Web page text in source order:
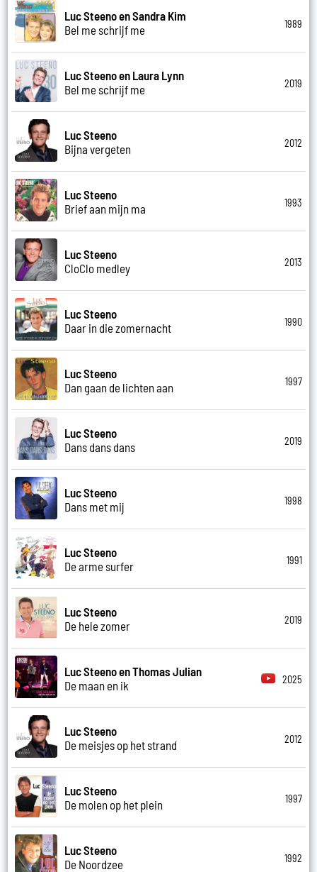
Luc Steeno en Sandra Kim
Bel me schrijf me
1989
Luc Steeno en Laura Lynn
Bel me schrijf me
2019
Luc Steeno
Bijna vergeten
2012
Luc Steeno
Brief aan mijn ma
1993
Luc Steeno
CloClo medley
2013
Luc Steeno
Daar in die zomernacht
1990
Luc Steeno
Dan gaan de lichten aan
1997
Luc Steeno
Dans dans dans
2019
Luc Steeno
Dans met mij
1998
Luc Steeno
De arme surfer
1991
Luc Steeno
De hele zomer
2019
Luc Steeno en Thomas Julian
De maan en ik
2025
Luc Steeno
De meisjes op het strand
2012
Luc Steeno
De molen op het plein
1997
Luc Steeno
De Noordzee
1992